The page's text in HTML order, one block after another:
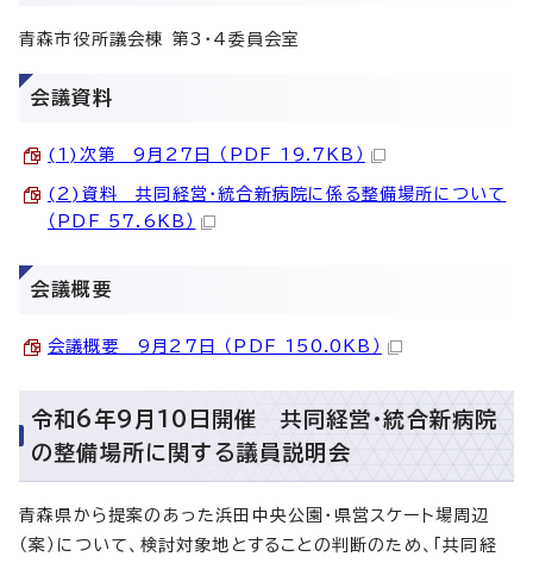
青森市役所議会棟 第3・4委員会室
会議資料
(1)次第 9月27日 （PDF 19.7KB）
(2)資料 共同経営・統合新病院に係る整備場所について
（PDF 57.6KB）
会議概要
会議概要 9月27日 （PDF 150.0KB）
令和6年9月10日開催 共同経営・統合新病院
の整備場所に関する議員説明会
青森県から提案のあった浜田中央公園・県営スケート場周辺
（案）について、検討対象地とすることの判断のため、「共同経